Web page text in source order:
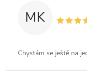
MK
Chystám se ještě na